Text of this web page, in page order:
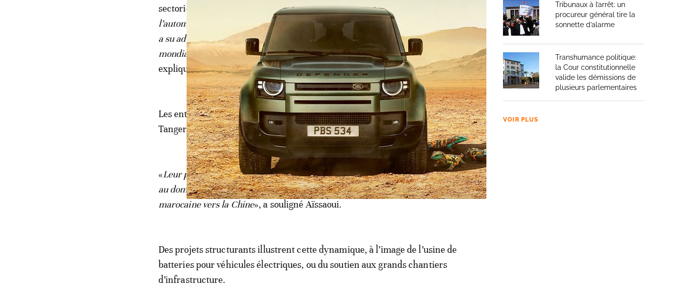
sectoriels considérables: «
il suffit de regarder le dynamisme de secteurs comme
l’automobile, l’aéronautique, la pharmacie ou encore les infrastructures. Le Maroc
a su adapter ses structures économiques et industrielles aux exigences de la
mondialisation, ce qui attire naturellement les investisseurs chinois
expliqué.
Les entreprises chinoises se déploient sur tout le territoire, de Casablanca à
Tanger, en passant par Rabat ou Agadir.
«Leur présence dépasse aujourd’hui le seul champ économique. Elle s’étend aussi
au domaine académique et culturel, avec une ouverture croissante de la jeunesse
marocaine vers la Chine», a souligné Aïssaoui.
Des projets structurants illustrent cette dynamique, à l’image de l’usine de
batteries pour véhicules électriques, ou du soutien aux grands chantiers
d’infrastructure.
Tribunaux à l’arrêt: un
procureur général tire la
sonnette d’alarme
Transhumance politique:
la Cour constitutionnelle
valide les démissions de
plusieurs parlementaires
VOIR PLUS